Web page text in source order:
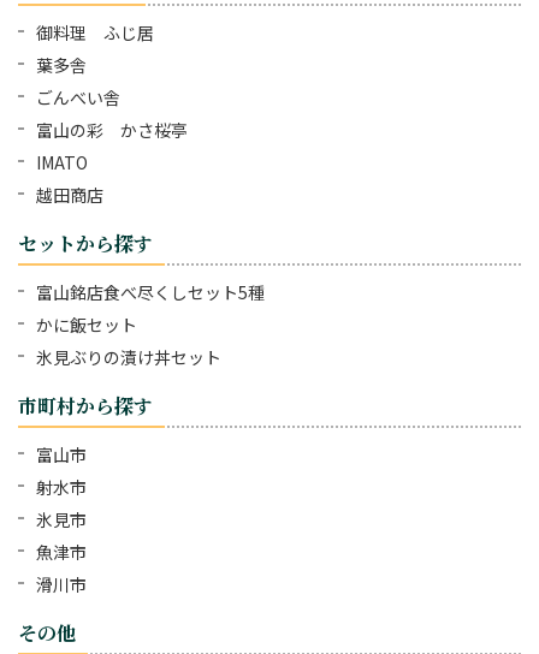
御料理 ふじ居
葉多舎
ごんべい舎
富山の彩 かさ桜亭
IMATO
越田商店
セットから探す
富山銘店食べ尽くしセット5種
かに飯セット
氷見ぶりの漬け丼セット
市町村から探す
富山市
射水市
氷見市
魚津市
滑川市
その他